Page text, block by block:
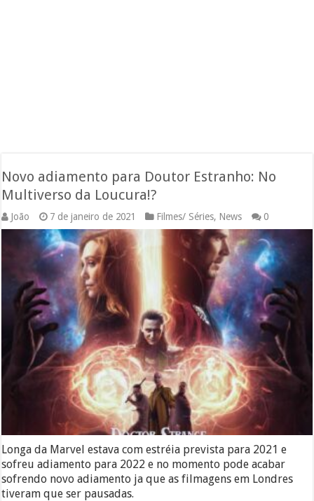
Novo adiamento para Doutor Estranho: No
Multiverso da Loucura!?
João 7 de janeiro de 2021 Filmes/ Séries, News 0
Longa da Marvel estava com estréia prevista para 2021 e
sofreu adiamento para 2022 e no momento pode acabar
sofrendo novo adiamento ja que as filmagens em Londres
tiveram que ser pausadas.